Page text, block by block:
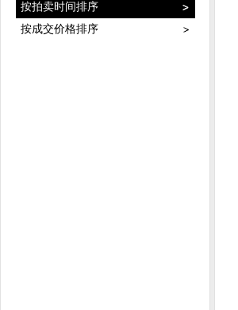
按拍卖时间排序
按成交价格排序